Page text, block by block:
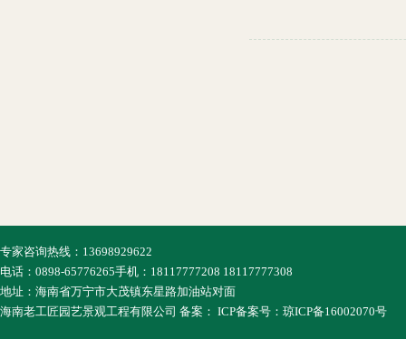
专家咨询热线：13698929622
电话：0898-65776265手机：18117777208 18117777308
地址：海南省万宁市大茂镇东星路加油站对面
海南老工匠园艺景观工程有限公司 备案： ICP备案号： 琼ICP备16002070号